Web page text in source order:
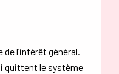
l’intérêt général.
quittent le système